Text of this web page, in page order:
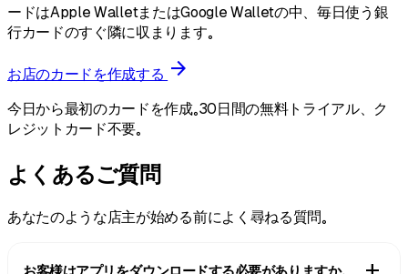
ードはApple WalletまたはGoogle Walletの中、毎日使う銀
行カードのすぐ隣に収まります。
お店のカードを作成する arrow_forward
今日から最初のカードを作成。30日間の無料トライアル、ク
レジットカード不要。
よくあるご質問
あなたのような店主が始める前によく尋ねる質問。